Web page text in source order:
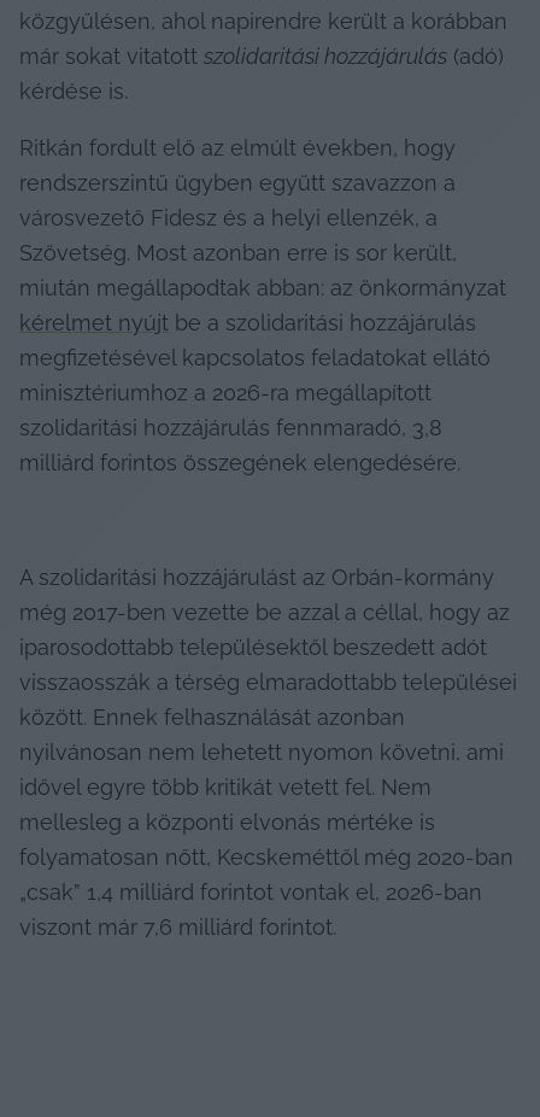
közgyűlésen, ahol napirendre került a korábban
már sokat vitatott szolidaritási hozzájárulás (adó)
kérdése is.
Ritkán fordult elő az elmúlt években, hogy
rendszerszintű ügyben együtt szavazzon a
városvezető Fidesz és a helyi ellenzék, a
Szövetség. Most azonban erre is sor került,
kérelmet nyújt be a szolidaritási hozzájárulás
megfizetésével kapcsolatos feladatokat ellátó
minisztériumhoz a 2026-ra megállapított
szolidaritási hozzájárulás fennmaradó, 3,8
milliárd forintos összegének elengedésére.
A szolidaritási hozzájárulást az Orbán-kormány
még 2017-ben vezette be azzal a céllal, hogy az
iparosodottabb településektől beszedett adót
visszaosszák a térség elmaradottabb települései
között. Ennek felhasználását azonban
nyilvánosan nem lehetett nyomon követni, ami
idővel egyre több kritikát vetett fel. Nem
mellesleg a központi elvonás mértéke is
folyamatosan nőtt, Kecskeméttől még 2020-ban
„csak” 1,4 milliárd forintot vontak el, 2026-ban
viszont már 7,6 milliárd forintot.